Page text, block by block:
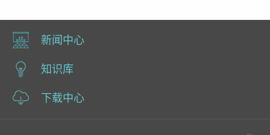
新闻中心
知识库
下载中心